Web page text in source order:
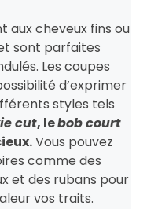
aux cheveux fins ou
sont parfaites
Les coupes
d’exprimer
styles tels
cut, lebob court
Vous pouvez
comme des
et des rubans pour
vos traits.